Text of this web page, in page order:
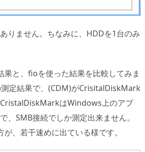
りません。ちなみに、HDDを1台のみ
と、fioを使った結果を比較してみま
定結果で、(CDM)がCrisitalDiskMark
はWindows上のアプ
、SMB接続でしか測定出来ません。
、若干速めに出ている様です。